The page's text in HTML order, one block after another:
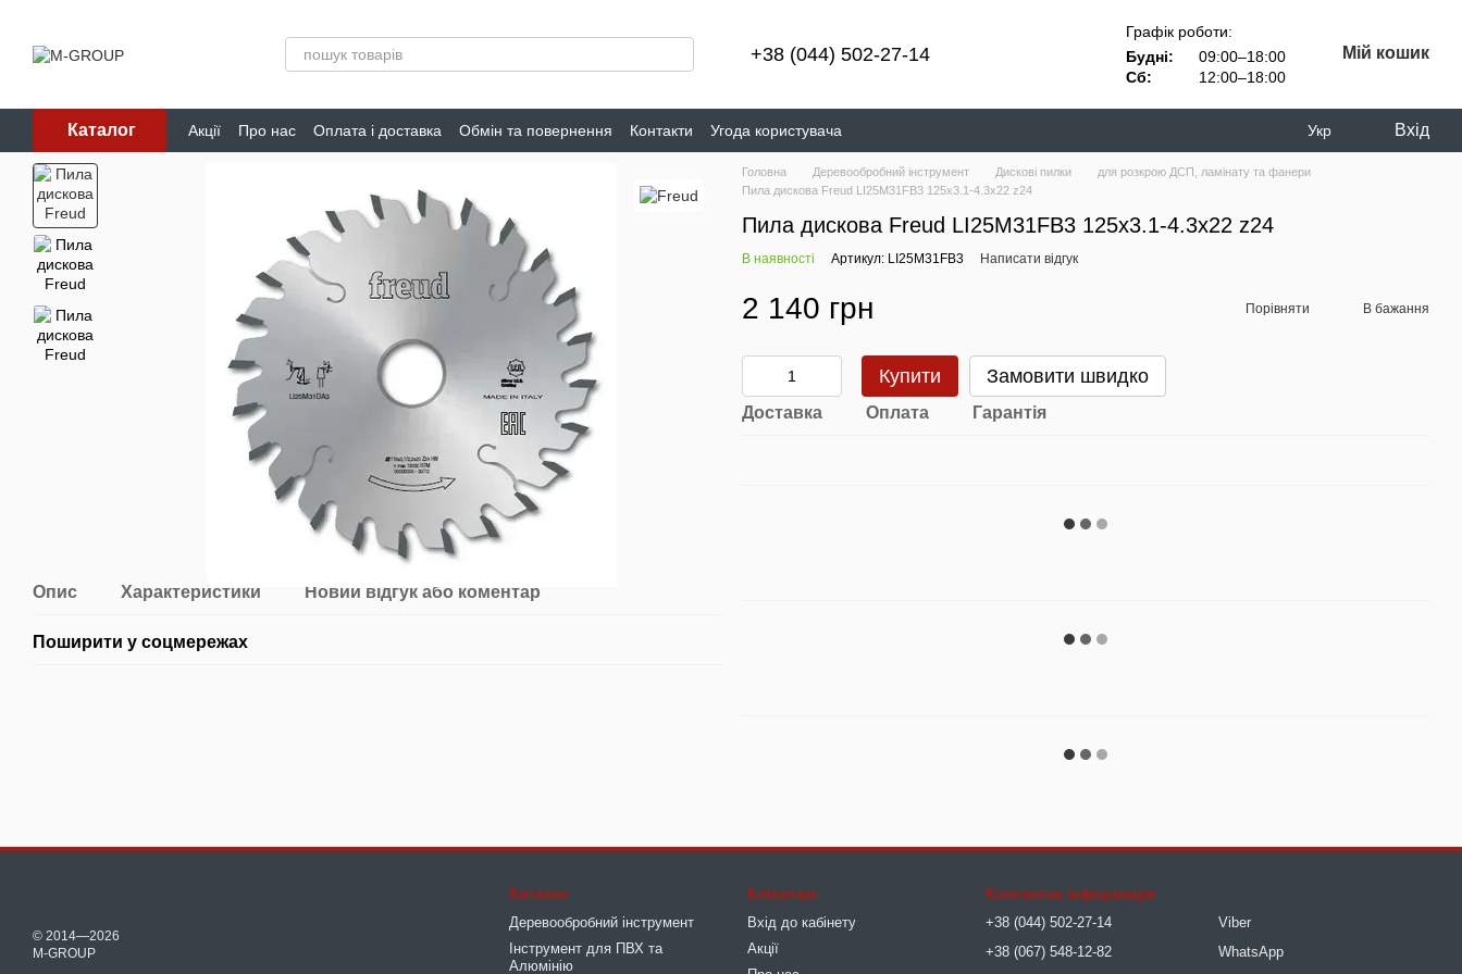
+38 (044) 502-27-14
Графік роботи:
Будні:
09:00–18:00
Сб:
12:00–18:00
Мій кошик
Каталог Акції Про нас Оплата і доставка Обмін та повернення Контакти Угода користувача Укр Вхід
Опис Характеристики Новий відгук або коментар
Поширити у соцмережах
Головна Деревообробний інструмент Дискові пилки
для розкрою ДСП, ламінату та фанери
Пила дискова Freud LI25M31FB3 125х3.1-4.3х22 z24
Пила дискова Freud LI25M31FB3 125х3.1-4.3х22 z24
В наявності Артикул: LI25M31FB3 Написати відгук
2 140 грн Порівняти В бажання
Купити Замовити швидко
Доставка Оплата Гарантія
© 2014—2026
M-GROUP
Каталог
Деревообробний інструмент
Інструмент для ПВХ та
Алюмінію
Клієнтам
Вхід до кабінету
Акції
Контактна інформація
+38 (044) 502-27-14
+38 (067) 548-12-82
Viber
WhatsApp